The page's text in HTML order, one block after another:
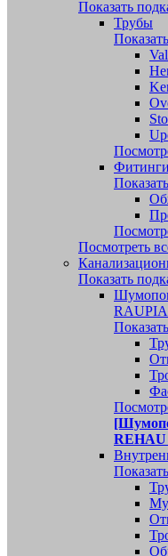
Показать
Трубы
Фитинги
Посмотреть
Показать